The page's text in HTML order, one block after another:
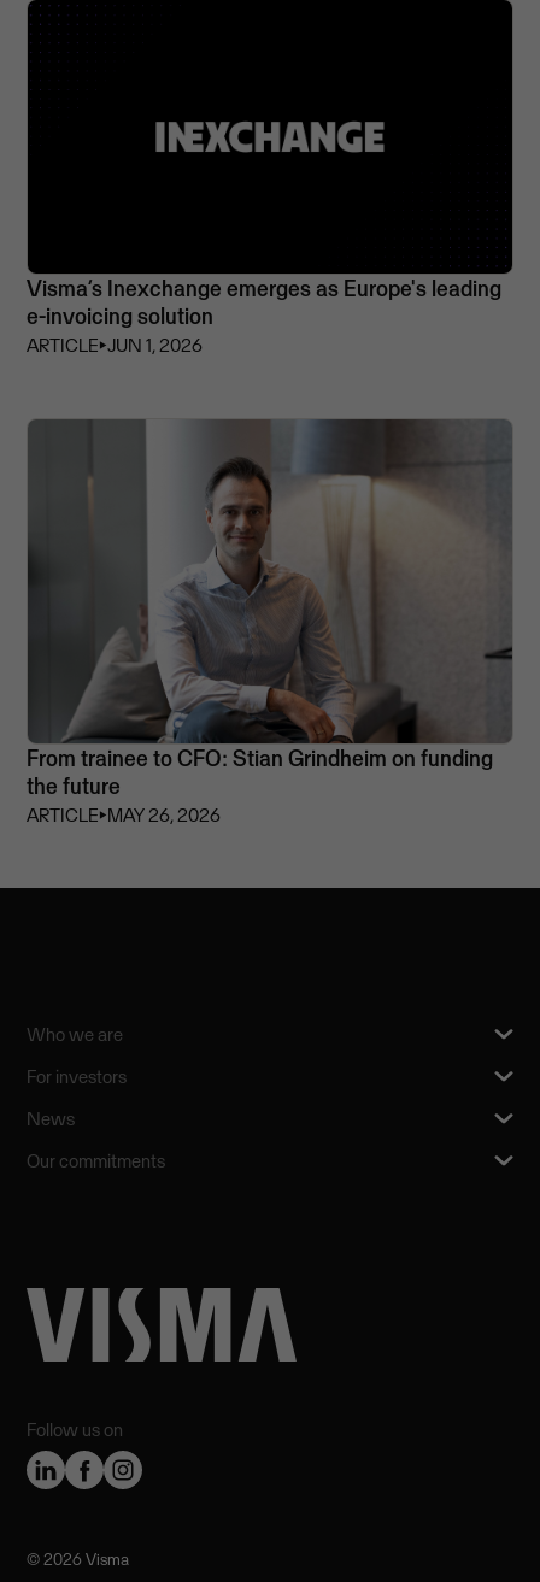
Visma’s Inexchange emerges as Europe's leading
e-invoicing solution
ARTICLE⏵JUN 1, 2026
From trainee to CFO: Stian Grindheim on funding
the future
ARTICLE⏵MAY 26, 2026
Follow us on
Who we are
For investors
News
Our commitments
©️ 2026 Visma